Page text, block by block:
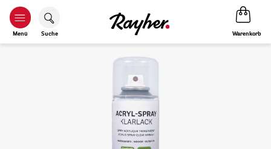
Menü Suche Warenkorb